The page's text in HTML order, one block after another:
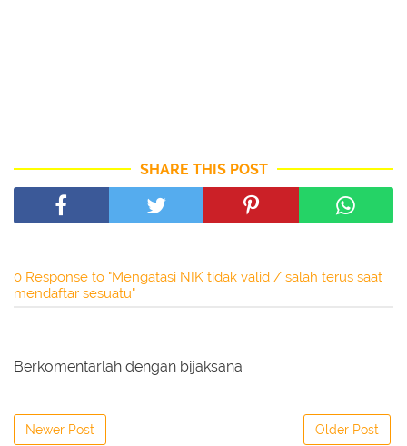
SHARE THIS POST
0 Response to "Mengatasi NIK tidak valid / salah terus saat
mendaftar sesuatu"
Berkomentarlah dengan bijaksana
Newer Post Older Post